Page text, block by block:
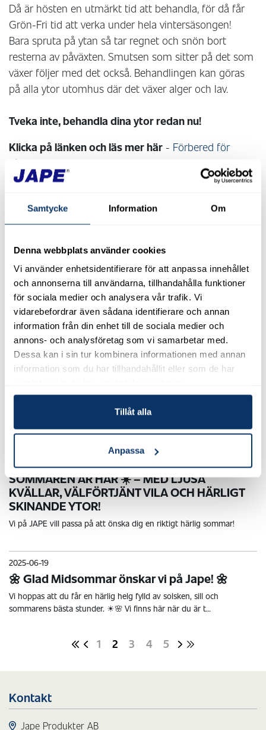
Samtycke Information Om
Denna webbplats använder cookies
Vi använder enhetsidentifierare för att anpassa innehållet
och annonserna till användarna, tillhandahålla funktioner
för sociala medier och analysera vår trafik. Vi
vidarebefordrar även sådana identifierare och annan
information från din enhet till de sociala medier och
annons- och analysföretag som vi samarbetar med.
Dessa kan i sin tur kombinera informationen med annan
information som du har tillhandahållit eller som de har
Tillåt alla
Anpassa
Då är hösten en utmärkt tid att behandla, för då får
Grön-Fri tid att verka under hela vintersäsongen!
Bara spruta på ytan så tar regnet och snön bort
resterna av påväxten. Smutsen som sitter på det som
växer följer med det också. Behandlingen kan göras
på alla ytor utomhus där det växer alger och lav.
Tveka inte, behandla dina ytor redan nu!
Klicka på länken och läs mer här - Förbered för
våren redan nu
Träffa oss på Fastighetsmässan Syd i Februari
Den 4–5 februari ställer vi på JAPE Produkter AB ut på
Fastighetsmässan Syd i Malmö. Vi visar hur våra effektiva och…
2025-12-15
Ett nytt JAPE på hyllan
Vi söker nya kollegor till JAPE i Hässleholm! 🌟
Vill du ta nästa steg i din karriär och jobba med produkter som gör
SOMMAREN ÄR HÄR ☀️ – MED LJUSA
KVÄLLAR, VÄLFÖRTJÄNT VILA OCH HÄRLIGT
SKINANDE YTOR!
Vi på JAPE vill passa på att önska dig en riktigt härlig sommar!
2025-06-19
🌼 Glad Midsommar önskar vi på Jape! 🌼
Vi hoppas att du får en härlig helg fylld av solsken, sill och
sommarens bästa stunder. ☀🌸 Vi finns här när du är t…
1 2 3 4 5
Kontakt
Jape Produkter AB